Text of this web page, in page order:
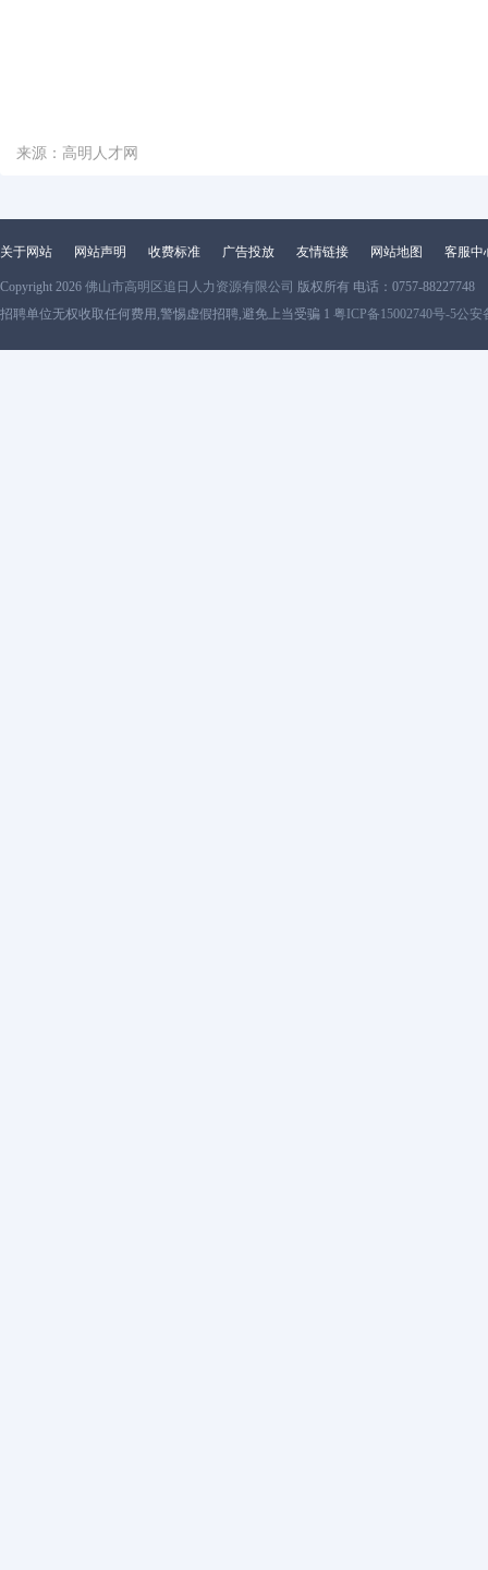
来源：高明人才网
关于网站 网站声明 收费标准 广告投放 友情链接 网站地图 客服中
Copyright 2026 佛山市高明区追日人力资源有限公司 版权所有 电话：0757-88227748
招聘单位无权收取任何费用,警惕虚假招聘,避免上当受骗 1 粤ICP备15002740号-5公安